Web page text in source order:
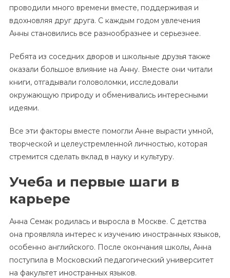
проводили много времени вместе, поддерживая и
вдохновляя друг друга. С каждым годом увлечения
Анны становились все разнообразнее и серьезнее.
Ребята из соседних дворов и школьные друзья также
оказали большое влияние на Анну. Вместе они читали
книги, отгадывали головоломки, исследовали
окружающую природу и обменивались интересными
идеями.
Все эти факторы вместе помогли Анне вырасти умной,
творческой и целеустремленной личностью, которая
стремится сделать вклад в науку и культуру.
Учеба и первые шаги в
карьере
Анна Семак родилась и выросла в Москве. С детства
она проявляла интерес к изучению иностранных языков,
особенно английского. После окончания школы, Анна
поступила в Московский педагогический университет
на факультет иностранных языков.